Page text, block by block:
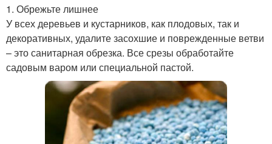
1. Обрежьте лишнее
У всех деревьев и кустарников, как плодовых, так и
декоративных, удалите засохшие и поврежденные ветви
– это санитарная обрезка. Все срезы обработайте
садовым варом или специальной пастой.